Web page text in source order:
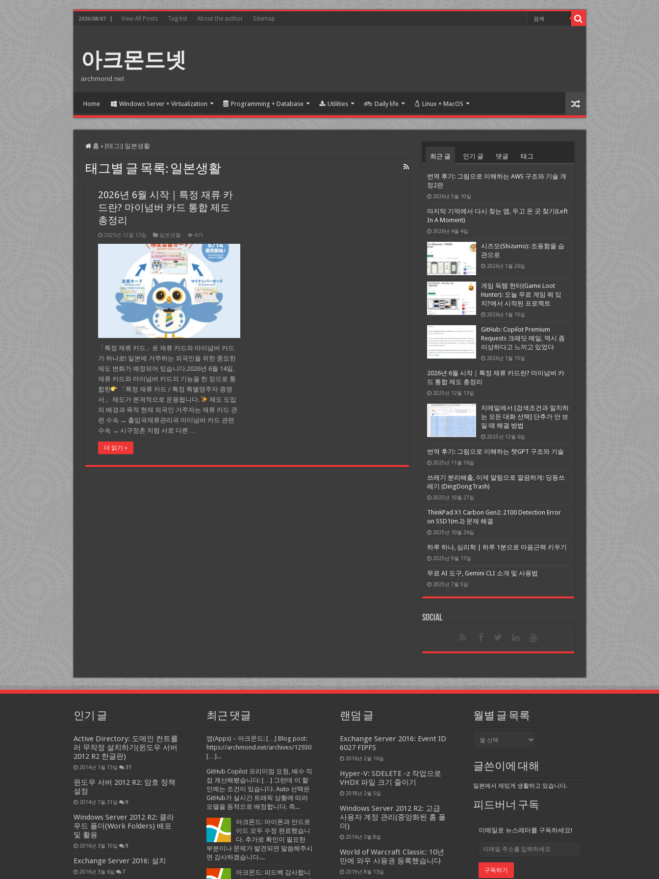
2026/08/07 View All Posts Tag list About the author Sitemap
아크몬드넷
archmond.net
Home Windows Server + Virtualization Programming + Database Utilities Daily life Linux + MacOS
홈 » [태그:] 일본생활
태그별 글 목록: 일본생활
2026년 6월 시작｜특정 재류 카
드란? 마이넘버 카드 통합 제도
총정리
2025년 12월 13일 일본생활 435
「특정 재류 카드」로 재류 카드와 마이넘버 카드
가 하나로! 일본에 거주하는 외국인을 위한 중요한
제도 변화가 예정되어 있습니다.2026년 6월 14일,
재류 카드와 마이넘버 카드의 기능을 한 장으로 통
합한
「특정 재류 카드 / 특정 특별영주자 증명
서」 제도가 본격적으로 운용됩니다.
제도 도입
의 배경과 목적 현재 외국인 거주자는 재류 카드 관
련 수속 → 출입국재류관리국 마이넘버 카드 관련
수속 → 시구정촌 처럼 서로 다른 …
더 읽기 »
최근 글 인기 글 댓글 태그
번역 후기: 그림으로 이해하는 AWS 구조와 기술 개
정2판
2026년 5월 10일
마지막 기억에서 다시 찾는 앱, 두고 온 곳 찾기(Left
In A Moment)
2026년 4월 4일
시즈모(Shizumo): 조용함을 습
관으로
2026년 1월 26일
게임 득템 헌터(Game Loot
Hunter): 오늘 무료 게임 뭐 있
지?에서 시작된 프로젝트
2026년 1월 15일
GitHub: Copilot Premium
Requests 크레딧 메일, 역시 좀
이상하다고 느끼고 있었다
2026년 1월 15일
2026년 6월 시작｜특정 재류 카드란? 마이넘버 카
드 통합 제도 총정리
2025년 12월 13일
지메일에서 [검색조건과 일치하
는 모든 대화 선택] 단추가 안 보
일 때 해결 방법
2025년 12월 6일
번역 후기: 그림으로 이해하는 챗GPT 구조와 기술
2025년 11월 16일
쓰레기 분리배출, 이제 알림으로 깔끔하게: 딩동쓰
레기 (DingDongTrash)
2025년 10월 27일
ThinkPad X1 Carbon Gen2: 2100 Detection Error
on SSD1(m.2) 문제 해결
2025년 10월 26일
하루 하나, 심리학 | 하루 1분으로 마음근력 키우기
2025년 9월 17일
무료 AI 도구, Gemini CLI 소개 및 사용법
2025년 7월 5일
Social
인기 글
Active Directory: 도메인 컨트롤
러 무작정 설치하기(윈도우 서버
2012 R2 한글판)
2014년 1월 13일 31
윈도우 서버 2012 R2: 암호 정책
설정
2014년 7월 31일 9
Windows Server 2012 R2: 클라
우드 폴더(Work Folders) 배포
및 활용
2016년 3월 10일 9
Exchange Server 2016: 설치
2016년 3월 6일 7
최근 댓글
앱(Apps) – 아크몬드: […] Blog post:
https://archmond.net/archives/12930
[…]...
GitHub Copilot 프리미엄 요청, 배수 직
접 계산해봤습니다: […] 그런데 이 할
인에는 조건이 있습니다. Auto 선택은
GitHub가 실시간 트래픽 상황에 따라
모델을 동적으로 배정합니다. 즉...
아크몬드: 아이폰과 안드로
이드 모두 수정 완료했습니
다. 추가로 확인이 필요한
부분이나 문제가 발견되면 말씀해주시
면 감사하겠습니다....
아크몬드: 피드백 감사합니
랜덤 글
Exchange Server 2016: Event ID
6027 FIPFS
2016년 2월 16일
Hyper-V: SDELETE -z 작업으로
VHDX 파일 크기 줄이기
2018년 2월 5일
Windows Server 2012 R2: 고급
사용자 계정 관리(중앙화된 홈 폴
더)
2016년 3월 8일
World of Warcraft Classic: 10년
만에 와우 사용권 등록했습니다
2019년 8월 13일
월별 글 목록
목
록
글쓴이에 대해
일본에서 재밌게 생활하고 있습니다.
피드버너 구독
이메일로 뉴스레터를 구독하세요!